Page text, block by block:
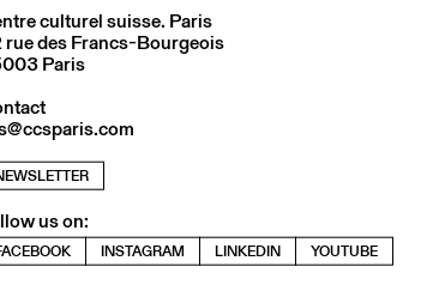
culturel suisse. Paris
rue des Francs-Bourgeois
Paris
us on:
INSTAGRAM LINKEDIN YOUTUBE